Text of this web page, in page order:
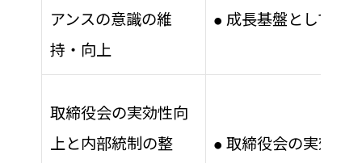
アンスの意識の維
持・向上
● 成長基盤としての
取締役会の実効性向
上と内部統制の整
● 取締役会の実効性